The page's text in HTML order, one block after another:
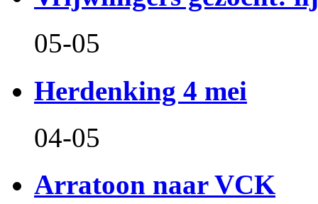
05-05
Herdenking 4 mei
04-05
Arratoon naar VCK